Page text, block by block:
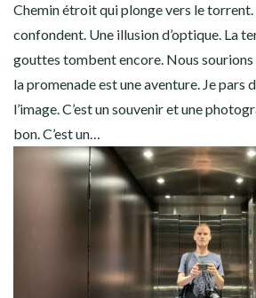
Chemin étroit qui plonge vers le torrent.
confondent. Une illusion d’optique. La
gouttes tombent encore. Nous sourions
la promenade est une aventure. Je pars
l’image. C’est un souvenir et une
bon. C’est un…